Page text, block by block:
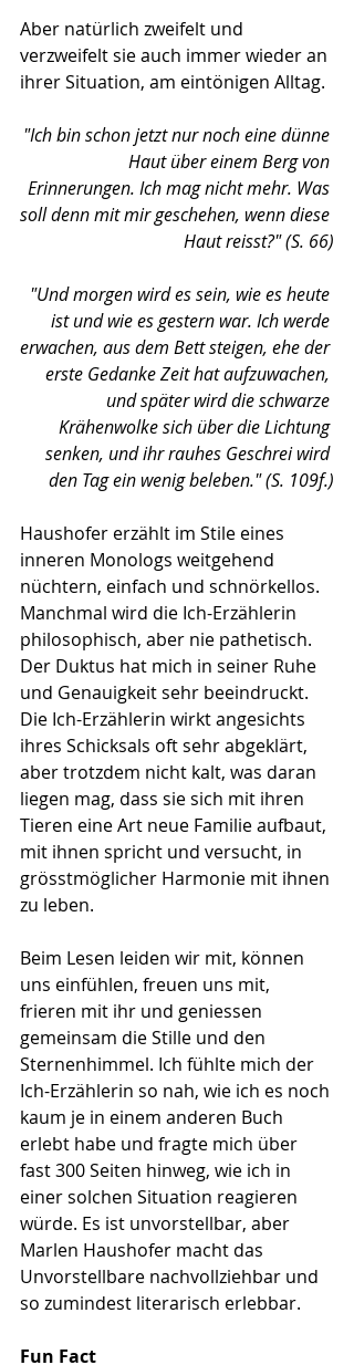
Aber natürlich zweifelt und
verzweifelt sie auch immer wieder an
ihrer Situation, am eintönigen Alltag.
"Ich bin schon jetzt nur noch eine dünne
Haut über einem Berg von
Erinnerungen. Ich mag nicht mehr. Was
soll denn mit mir geschehen, wenn diese
Haut reisst?" (S. 66)
"Und morgen wird es sein, wie es heute
ist und wie es gestern war. Ich werde
erwachen, aus dem Bett steigen, ehe der
erste Gedanke Zeit hat aufzuwachen,
und später wird die schwarze
Krähenwolke sich über die Lichtung
senken, und ihr rauhes Geschrei wird
den Tag ein wenig beleben." (S. 109f.)
Haushofer erzählt im Stile eines
inneren Monologs weitgehend
nüchtern, einfach und schnörkellos.
Manchmal wird die Ich-Erzählerin
philosophisch, aber nie pathetisch.
Der Duktus hat mich in seiner Ruhe
und Genauigkeit sehr beeindruckt.
Die Ich-Erzählerin wirkt angesichts
ihres Schicksals oft sehr abgeklärt,
aber trotzdem nicht kalt, was daran
liegen mag, dass sie sich mit ihren
Tieren eine Art neue Familie aufbaut,
mit ihnen spricht und versucht, in
grösstmöglicher Harmonie mit ihnen
zu leben.
Beim Lesen leiden wir mit, können
uns einfühlen, freuen uns mit,
frieren mit ihr und geniessen
gemeinsam die Stille und den
Sternenhimmel. Ich fühlte mich der
Ich-Erzählerin so nah, wie ich es noch
kaum je in einem anderen Buch
erlebt habe und fragte mich über
fast 300 Seiten hinweg, wie ich in
einer solchen Situation reagieren
würde. Es ist unvorstellbar, aber
Marlen Haushofer macht das
Unvorstellbare nachvollziehbar und
so zumindest literarisch erlebbar.
Fun Fact